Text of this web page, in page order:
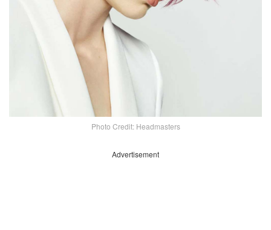
Photo Credit: Headmasters
Advertisement